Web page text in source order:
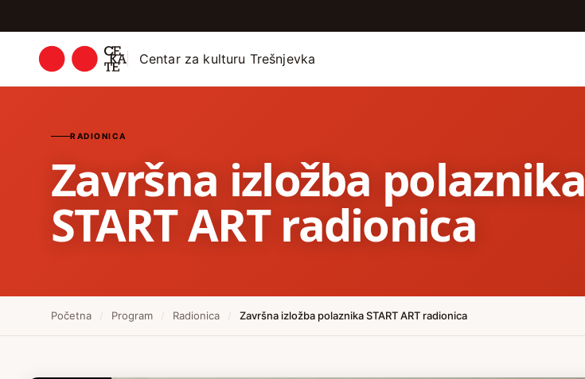
Centar za kulturu Trešnjevka
RADIONICA
Završna izložba polaznika
START ART radionica
Početna / Program / Radionica / Završna izložba polaznika START ART radionica